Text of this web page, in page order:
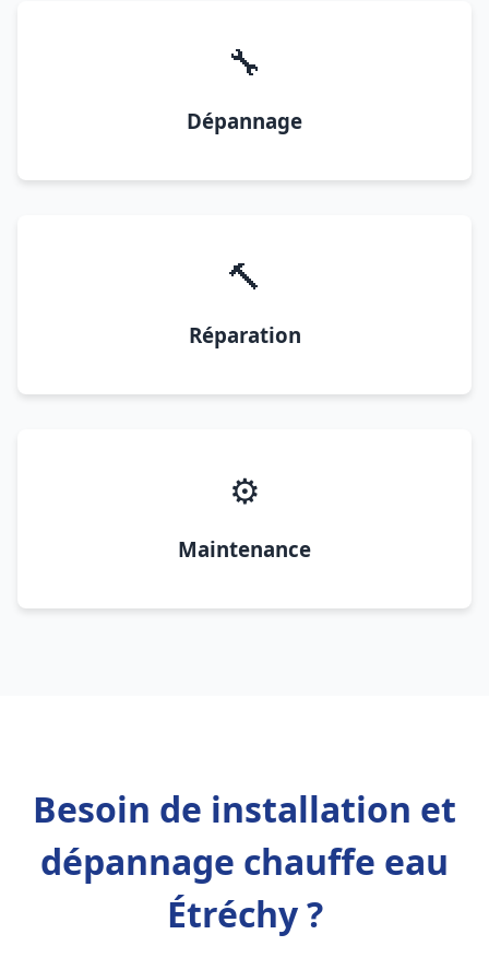
🔧
Dépannage
🔨
Réparation
⚙️
Maintenance
Besoin de installation et
dépannage chauffe eau
Étréchy ?